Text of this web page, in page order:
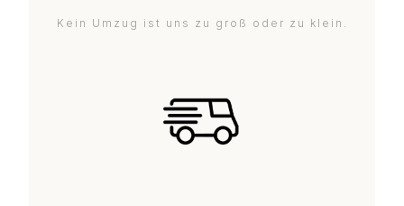
Kein Umzug ist uns zu groß oder zu klein.